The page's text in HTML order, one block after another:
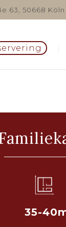
63, 50668 Köln
35-